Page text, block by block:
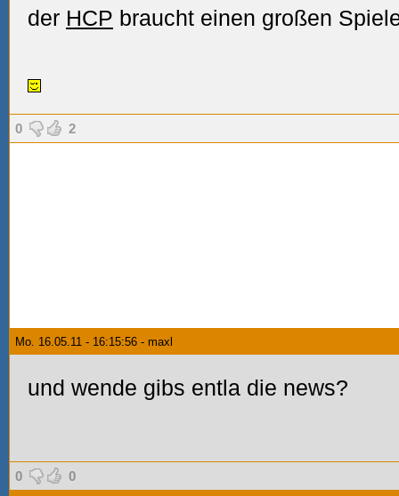
der HCP braucht einen großen
0 2
Mo. 16.05.11 - 16:15:56 - maxl
und wende gibs entla die news?
0 0